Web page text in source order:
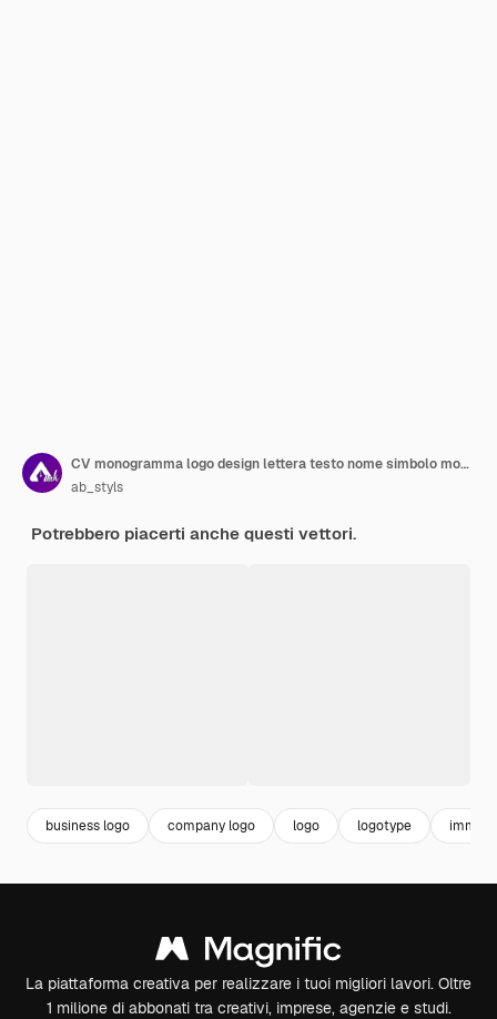
CV monogramma logo design lettera testo nome simbolo monocromatico logo carattere alfabeto semplice logo
ab_styls
Potrebbero piacerti anche questi vettori.
business logo company logo logo logotype
La piattaforma creativa per realizzare i tuoi migliori lavori. Oltre
1 milione di abbonati tra creativi, imprese, agenzie e studi.